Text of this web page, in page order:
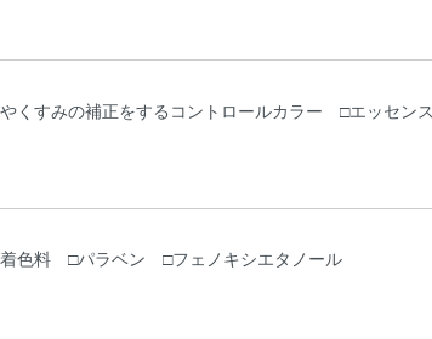
くすみの補正をするコントロールカラー □エッセン
色料 □パラベン □フェノキシエタノール